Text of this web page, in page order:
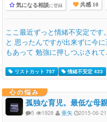
気になる相談に登録 共感 10
ここ最近ずっと情緒不安定で
と 思ったんですが出来ずに今
もあって 勉強に押しつぶされて
リストカット 757 情緒不安定 433
心の悩み
孤独な育児。最低な母
5 1928 亜矢 2015-06-